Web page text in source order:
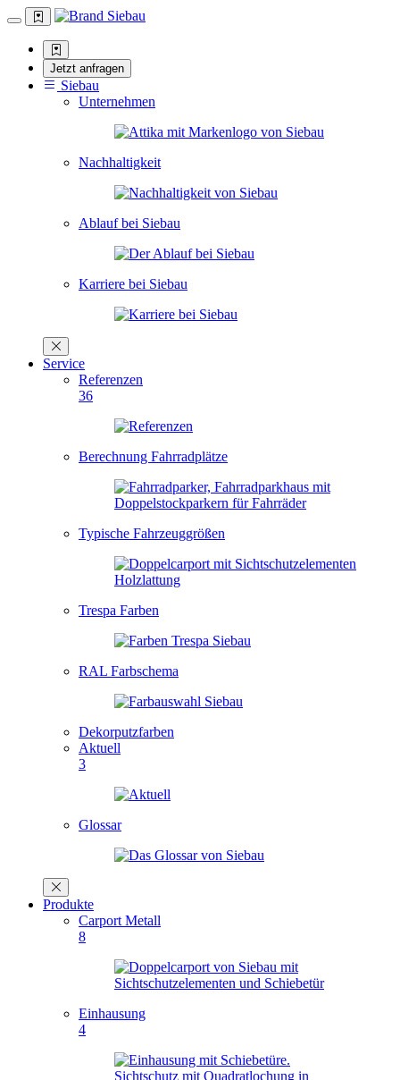
Jetzt anfragen
Siebau
Unternehmen
Nachhaltigkeit
Ablauf bei Siebau
Karriere bei Siebau
Service
Referenzen
36
Berechnung Fahrradplätze
Typische Fahrzeuggrößen
Trespa Farben
RAL Farbschema
Dekorputzfarben
Aktuell
3
Glossar
Produkte
Carport Metall
8
Einhausung
4